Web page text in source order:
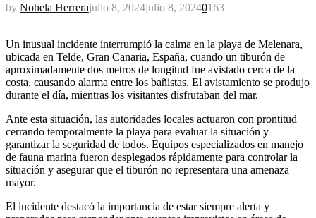
by Nohela Herrerajulio 8, 2024julio 8, 20240163
Un inusual incidente interrumpió la calma en la playa de Melenara,
ubicada en Telde, Gran Canaria, España, cuando un tiburón de
aproximadamente dos metros de longitud fue avistado cerca de la
costa, causando alarma entre los bañistas. El avistamiento se produjo
durante el día, mientras los visitantes disfrutaban del mar.
Ante esta situación, las autoridades locales actuaron con prontitud
cerrando temporalmente la playa para evaluar la situación y
garantizar la seguridad de todos. Equipos especializados en manejo
de fauna marina fueron desplegados rápidamente para controlar la
situación y asegurar que el tiburón no representara una amenaza
mayor.
El incidente destacó la importancia de estar siempre alerta y